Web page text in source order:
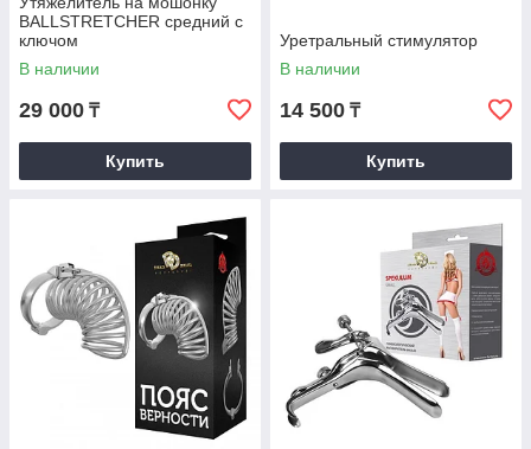
BALLSTRETCHER средний с
ключом
В наличии
29 000 ₸
Купить
Уретральный стимулятор
В наличии
14 500 ₸
Купить